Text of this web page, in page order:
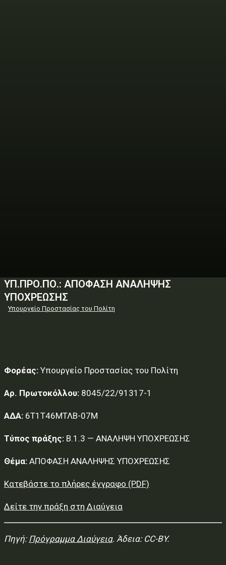
ΥΠ.ΠΡΟ.ΠΟ.: ΑΠΟΦΑΣΗ ΑΝΑΛΗΨΗΣ
ΥΠΟΧΡΕΩΣΗΣ
Υπουργείο Προστασίας του Πολίτη
Φορέας: Υπουργείο Προστασίας του Πολίτη
Αρ. Πρωτοκόλλου: 8045/22/91317-1
ΑΔΑ: 6Τ1Τ46ΜΤΛΒ-07Μ
Τύπος πράξης: Β.1.3 — ΑΝΑΛΗΨΗ ΥΠΟΧΡΕΩΣΗΣ
Θέμα: ΑΠΟΦΑΣΗ ΑΝΑΛΗΨΗΣ ΥΠΟΧΡΕΩΣΗΣ
Κατεβάστε το πλήρες έγγραφο (PDF)
Δείτε την πράξη στη Διαύγεια
Πηγή: Πρόγραμμα Διαύγεια. Άδεια: CC-BY.